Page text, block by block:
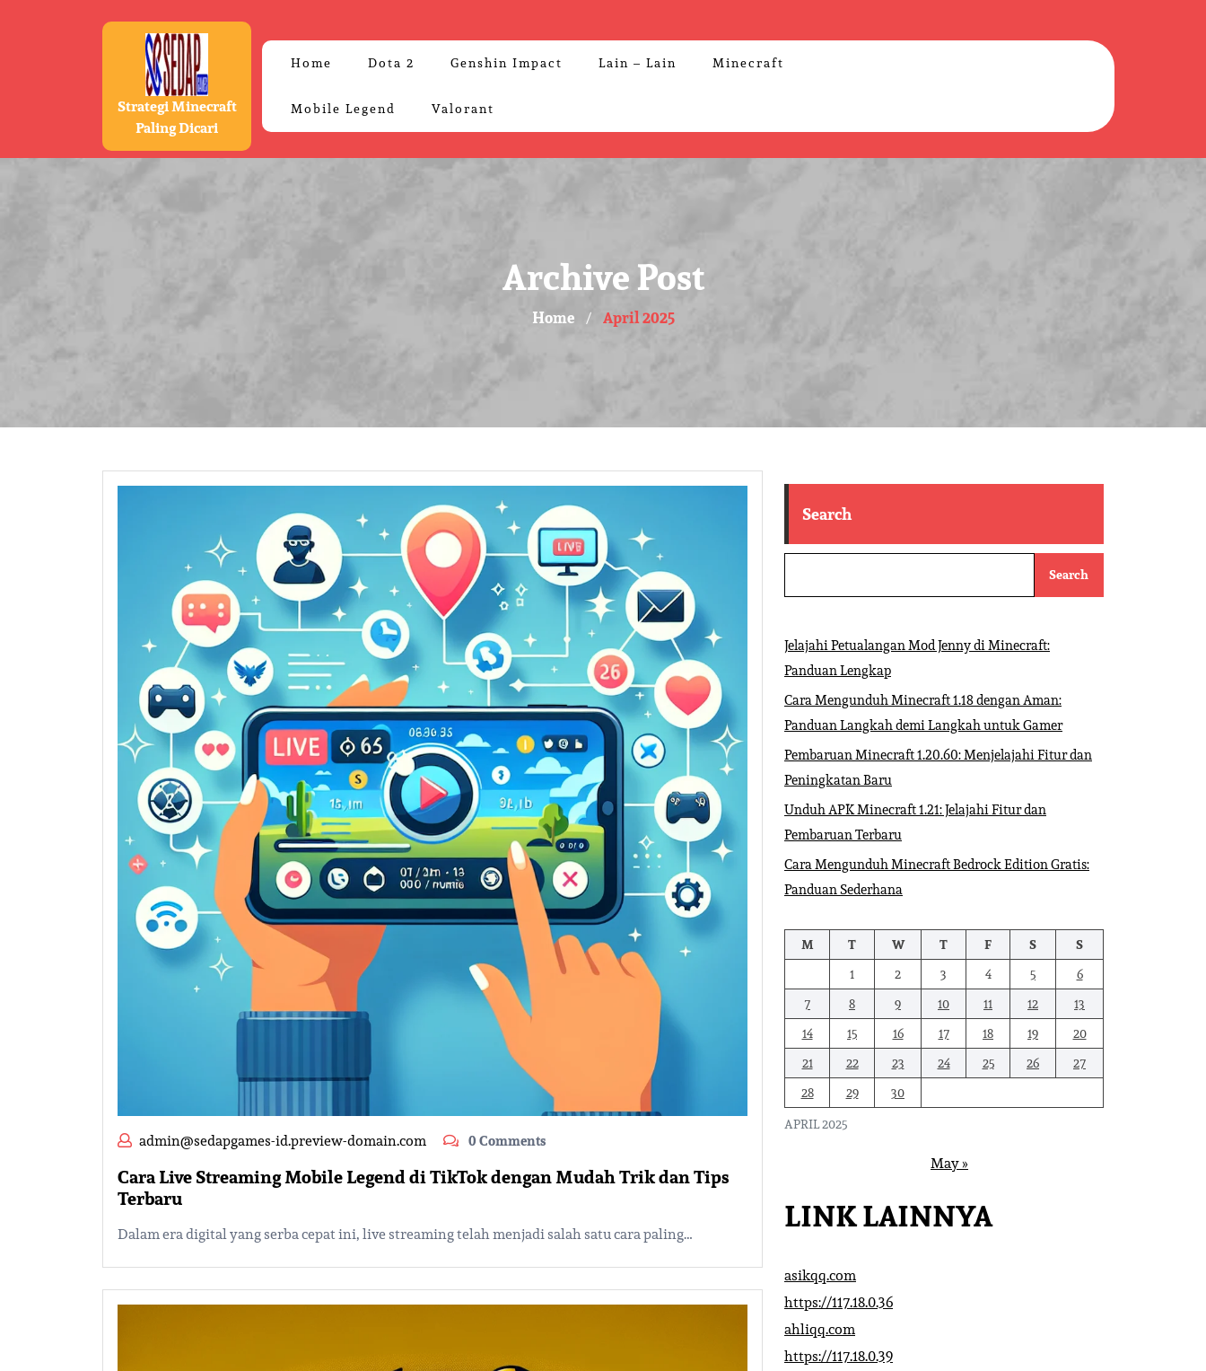
Strategi Minecraft
Paling Dicari
Home Dota 2 Genshin Impact Lain – Lain Minecraft
Mobile Legend Valorant
Archive Post
Home / April 2025
admin@sedapgames-id.preview-domain.com 0 Comments
Cara Live Streaming Mobile Legend di TikTok dengan Mudah Trik dan Tips
Terbaru
Dalam era digital yang serba cepat ini, live streaming telah menjadi salah satu cara paling…
Search
Search
Jelajahi Petualangan Mod Jenny di Minecraft:
Panduan Lengkap
Cara Mengunduh Minecraft 1.18 dengan Aman:
Panduan Langkah demi Langkah untuk Gamer
Pembaruan Minecraft 1.20.60: Menjelajahi Fitur dan
Peningkatan Baru
Unduh APK Minecraft 1.21: Jelajahi Fitur dan
Pembaruan Terbaru
Cara Mengunduh Minecraft Bedrock Edition Gratis:
Panduan Sederhana
APRIL 2025
M T W T F S
S
1
2 3 4 5
6
7
8 9 10 11 12
13
14
15 16 17 18 19
20
21
22 23 24 25 26
27
28
29 30
May »
LINK LAINNYA
asikqq.com
https://117.18.0.36
ahliqq.com
https://117.18.0.39